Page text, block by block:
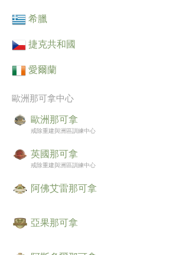
希臘
捷克共和國
愛爾蘭
歐洲那可拿中心
歐洲那可拿
戒除重建與洲區訓練中心
英國那可拿
戒除重建與洲區訓練中心
阿佛艾雷那可拿
亞果那可拿